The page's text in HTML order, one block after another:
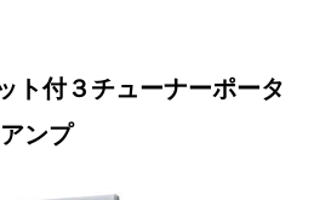
ト付３チューナーポータ
ンプ